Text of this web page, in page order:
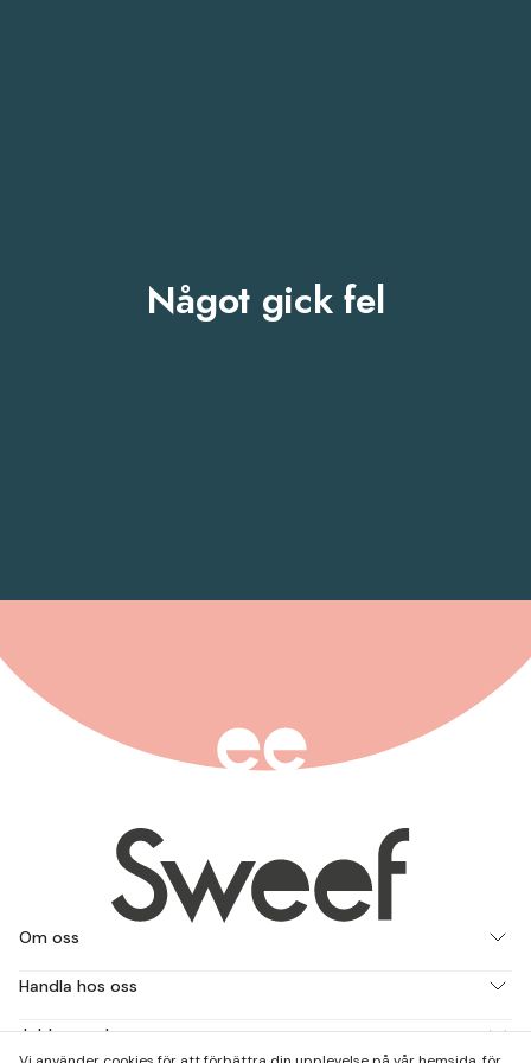
Något gick fel
Om oss
Handla hos oss
Jobba med oss